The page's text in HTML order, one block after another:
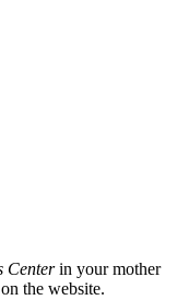
Centerin your mother
the website.